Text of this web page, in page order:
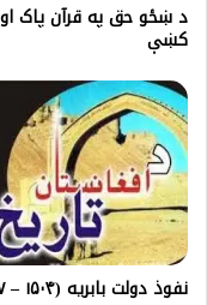
د ښځو حق په قرآن پاک
کښې
نفوذ دولت بابریه (۱۵۰۴ – ۱۷۰۷)